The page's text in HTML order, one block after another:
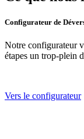
Configurateur de
Notre configurateur
étapes un trop-plein
Vers le configurateur